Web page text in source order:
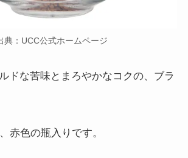
典：UCC公式ホームページ
ドな苦味とまろやかなコクの、ブラ
赤色の瓶入りです。